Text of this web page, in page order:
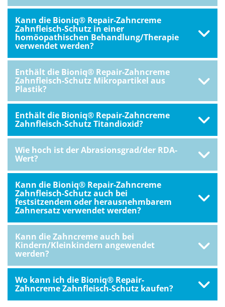
Kann die Bioniq® Repair-Zahncreme
Zahnfleisch-Schutz in einer
homöopathischen Behandlung/Therapie
verwendet werden?
Enthält die Bioniq® Repair-Zahncreme
Zahnfleisch-Schutz Mikropartikel aus
Plastik?
Enthält die Bioniq® Repair-Zahncreme
Zahnfleisch-Schutz Titandioxid?
Wie hoch ist der Abrasionsgrad/der RDA-
Wert?
Kann die Bioniq® Repair-Zahncreme
Zahnfleisch-Schutz auch bei
festsitzendem oder herausnehmbarem
Zahnersatz verwendet werden?
Kann die Zahncreme auch bei
Kindern/Kleinkindern angewendet
werden?
Wo kann ich die Bioniq® Repair-
Zahncreme Zahnfleisch-Schutz kaufen?